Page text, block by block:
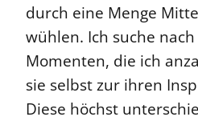
durch eine Menge
wühlen. Ich suche
Momenten, die ich
sie selbst zur ihren
Diese höchst